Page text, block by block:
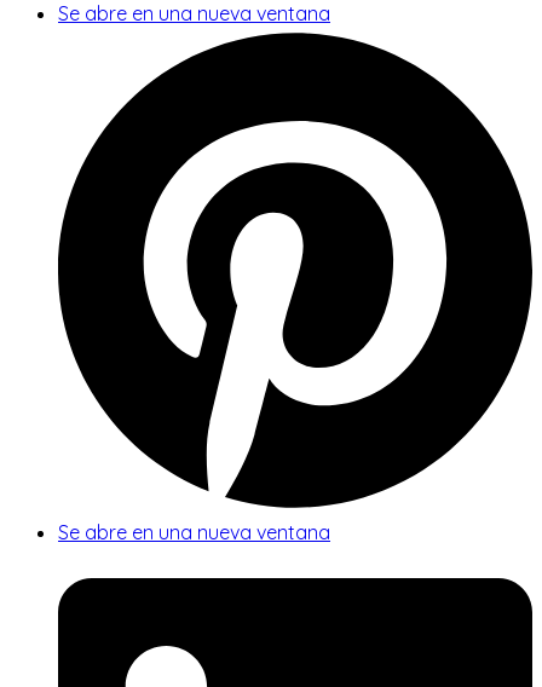
Se abre en una nueva ventana
Se abre en una nueva ventana